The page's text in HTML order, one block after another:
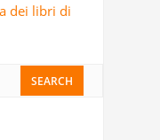
dei libri di